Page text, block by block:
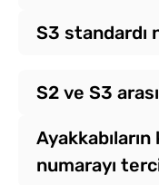
S3 standardı
S2 ve S3
Ayakkabıların
numarayı